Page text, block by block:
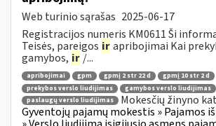
Web turinio sąrašas 2025-06-17
Registracijos numeris KM0611 Ši
Teisės, pareigos irapribojimai Kai
gamybos, ir /...
apribojimai gpm gpmį 2 str 22 d
gpmį 10 str 2 d
prekybos verslo liudijimas
gamybos verslo liudijimas
paslaugų verslo liudijimas
Mokesčių žinyno
Gyventojų pajamų mokestis » Pajamos